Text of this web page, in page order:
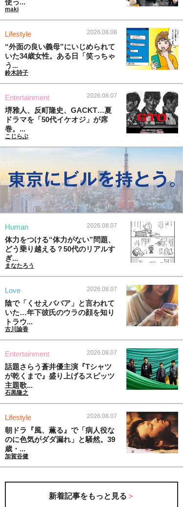
maki
Lifestyle 2026.08.08
“外面の良い義母”にいじめられて
いた34歳女性。ある日「笑っちゃ
う...
鈴木詩子
Entertainment 2026.08.07
堺雅人、反町隆史、GACKT…夏
ドラマを「50代イケオジ」が席
巻。...
こじらぶ
Human 2026.08.07
体力をつける“体力がない”問題、
どう乗り越える？50代のリアルす
ぎ...
まなたろう
Love 2026.08.07
陰で「くせえババア」と言われて
いた…年下彼氏のウラの顔を知り
トラウ...
古川諭香
Entertainment 2026.08.07
話題さらう蒼井優主演『Tシャツ
が乾くまで』盛り上げるスピッツ
主題歌...
石黒隆之
Lifestyle 2026.08.07
朝ドラ『風、薫る』で「病人役な
のに色気がダダ漏れ」と騒然。39
歳・...
加賀谷健
新着記事をもっと見る